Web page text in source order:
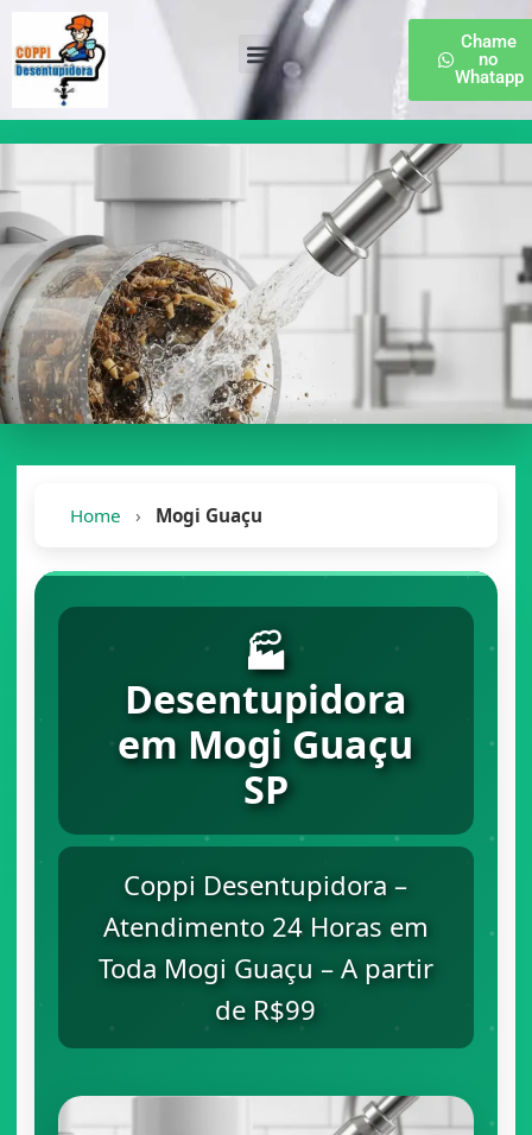
Chame
no
Whatapp
Home › Mogi Guaçu
🏭
Desentupidora
em Mogi Guaçu
SP
Coppi Desentupidora –
Atendimento 24 Horas em
Toda Mogi Guaçu – A partir
de R$99